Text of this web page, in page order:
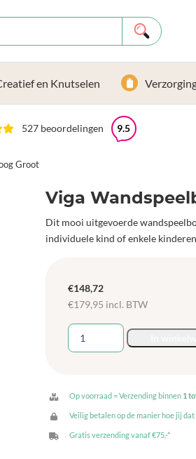
en Knutselen
527 beoordelingen 9.5
Groot
Viga
Dit mooi uitgevoerde
individuele kind of enkele
€148,72
€179,95 incl. BTW
Viga
Wandspeelbord
aantal
Op voorraad = Verzending binnen 1
Veilig betalen op de manier hoe jij
Gratis verzending vanaf €75,-*